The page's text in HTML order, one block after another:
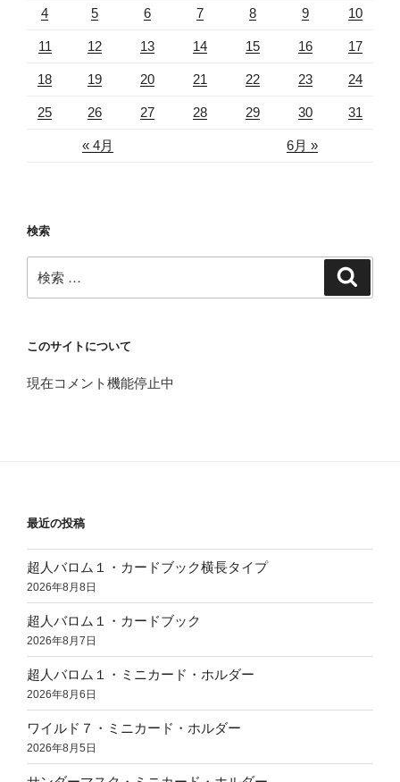
« 4月 6月 »
4 5 6 7 8 9 10
11 12 13 14 15 16 17
18 19 20 21 22 23 24
25 26 27 28 29 30 31
検索
検
索:
このサイトについて
現在コメント機能停止中
最近の投稿
超人バロム１・カードブック横長タイプ
2026年8月8日
超人バロム１・カードブック
2026年8月7日
超人バロム１・ミニカード・ホルダー
2026年8月6日
ワイルド７・ミニカード・ホルダー
2026年8月5日